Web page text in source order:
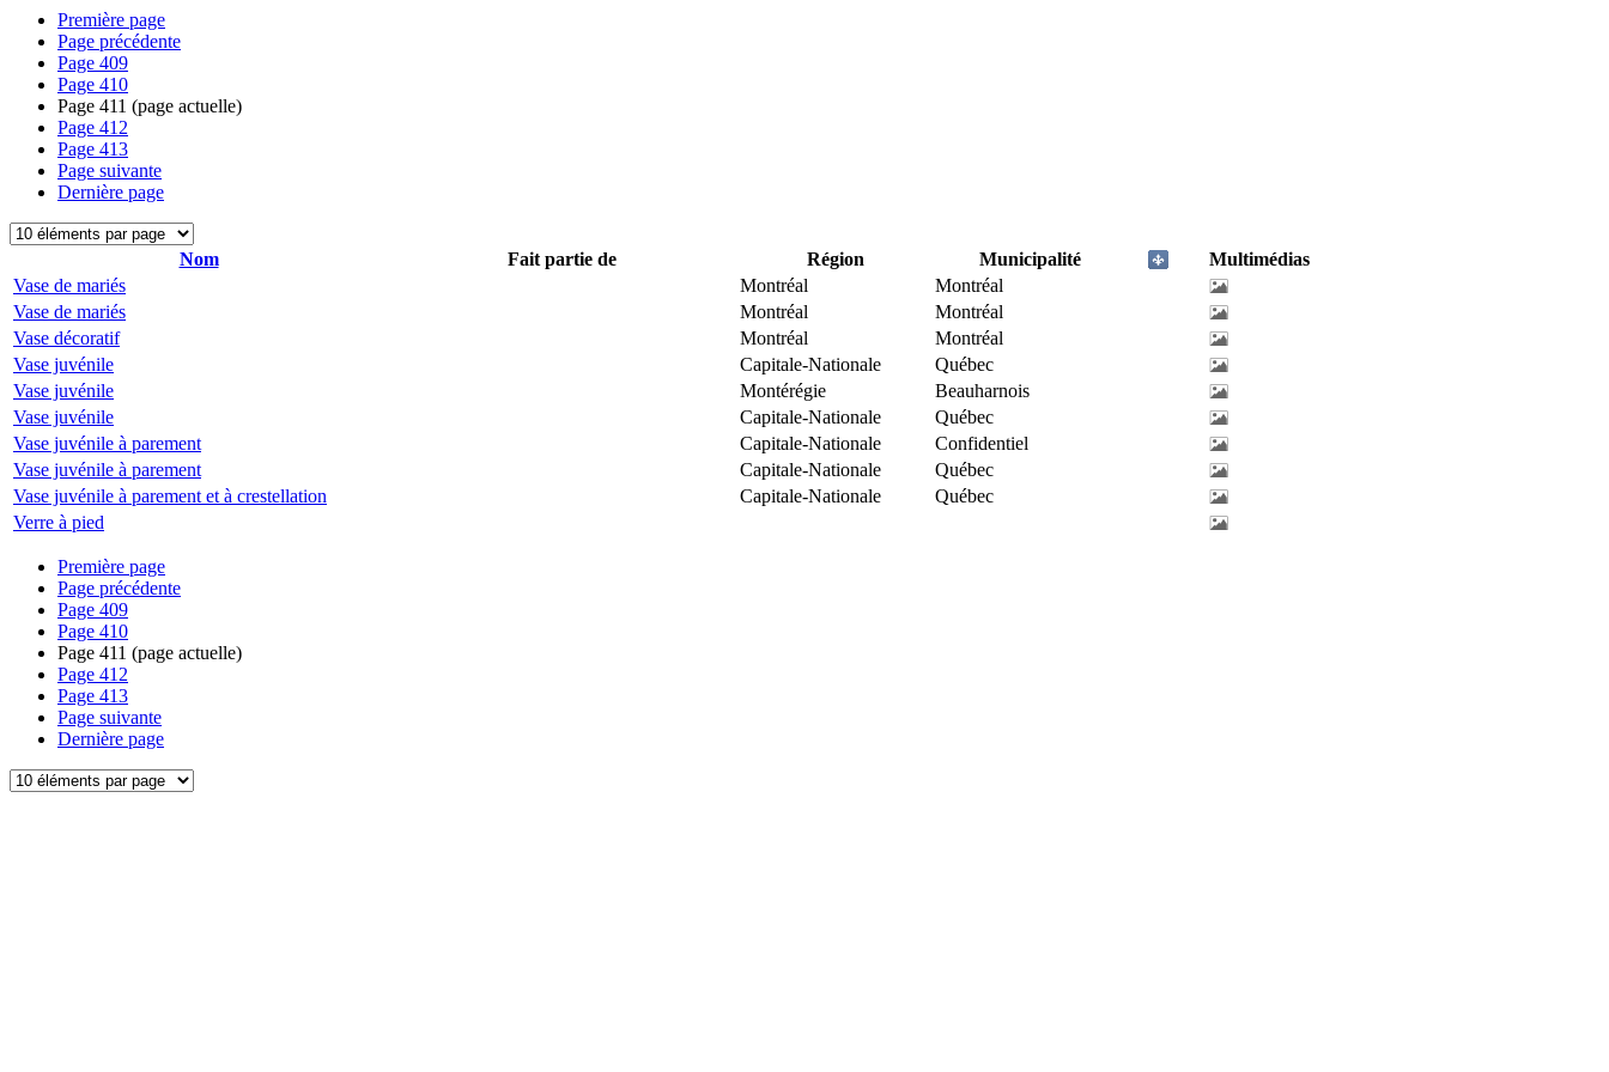
Première page
Page précédente
Page 409
Page 410
Page 411 (page actuelle)
Page 412
Page 413
Page suivante
Dernière page
Nom Fait partie de Région Municipalité
Multimédias
Vase de mariés
Montréal
Montréal
Vase de mariés
Montréal
Montréal
Vase décoratif
Montréal
Montréal
Vase juvénile
Capitale-Nationale
Québec
Vase juvénile
Montérégie
Beauharnois
Vase juvénile
Capitale-Nationale
Québec
Vase juvénile à parement
Capitale-Nationale
Confidentiel
Vase juvénile à parement
Capitale-Nationale
Québec
Vase juvénile à parement et à crestellation
Capitale-Nationale
Québec
Verre à pied
Première page
Page précédente
Page 409
Page 410
Page 411 (page actuelle)
Page 412
Page 413
Page suivante
Dernière page